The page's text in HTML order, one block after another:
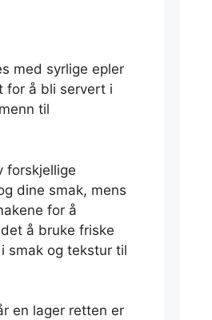
med syrlige epler
for å bli servert i
til
forskjellige
dine smak, mens
for å
å bruke friske
smak og tekstur til
en lager retten er